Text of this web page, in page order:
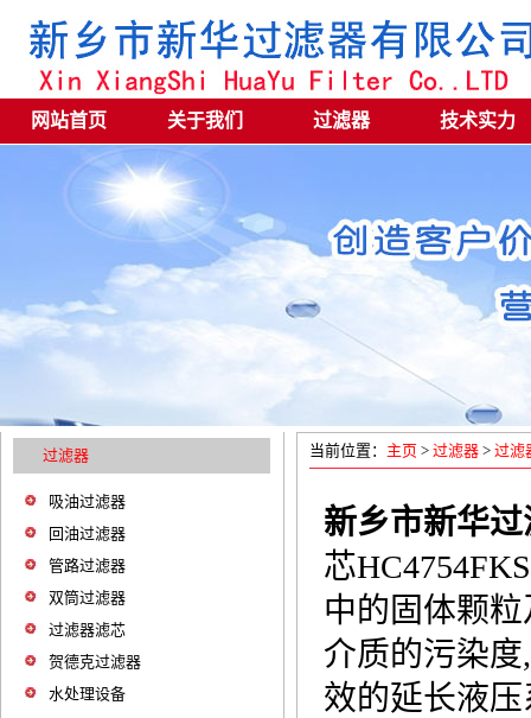
网站首页 关于我们 过滤器 技术实力
过滤器
吸油过滤器
回油过滤器
管路过滤器
双筒过滤器
过滤器滤芯
贺德克过滤器
水处理设备
当前位置： 主页 > 过滤器 > 过滤
新乡市新华
芯
中的固体颗
介质的污染
效的延长液